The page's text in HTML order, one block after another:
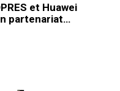
et Huawei
partenariat…